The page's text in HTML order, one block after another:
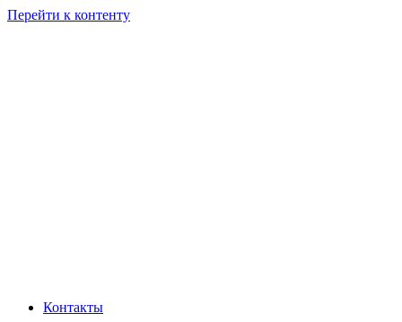
Перейти к контенту
Контакты